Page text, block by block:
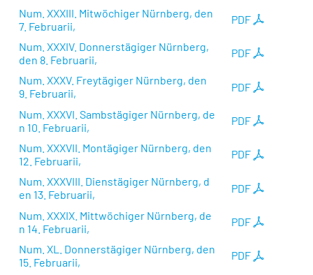
PDF
Num. XXXIII. Mitwöchiger Nürnberg, den
7. Februarii,
PDF
Num. XXXIV. Donnerstägiger Nürnberg,
den 8. Februarii,
PDF
Num. XXXV. Freytägiger Nürnberg, den
9. Februarii,
PDF
Num. XXXVI. Sambstägiger Nürnberg, de
n 10. Februarii,
PDF
Num. XXXVII. Montägiger Nürnberg, den
12. Februarii,
PDF
Num. XXXVIII. Dienstägiger Nürnberg, d
en 13. Februarii,
PDF
Num. XXXIX. Mittwöchiger Nürnberg, de
n 14. Februarii,
PDF
Num. XL. Donnerstägiger Nürnberg, den
15. Februarii,